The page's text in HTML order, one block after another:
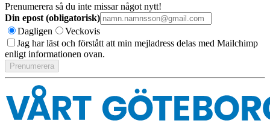
Prenumerera så du inte missar något nytt!
Din epost (obligatorisk)
Dagligen
Veckovis
Jag har läst och förstått att min mejladress delas med Mailchimp
enligt informationen ovan.